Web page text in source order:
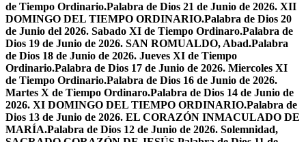
de Tiempo Ordinario.Palabra de Dios 21 de Junio de 2026. XII
DOMINGO DEL TIEMPO ORDINARIO.Palabra de Dios 20
de Junio del 2026. Sabado XI de Tiempo Ordinaro.Palabra de
Dios 19 de Junio de 2026. SAN ROMUALDO, Abad.Palabra
de Dios 18 de Junio de 2026. Jueves XI de Tiempo
Ordinario.Palabra de Dios 17 de Junio de 2026. Miercoles XI
de Tiempo Ordinario.Palabra de Dios 16 de Junio de 2026.
Martes X de Tiempo Ordinaro.Palabra de Dios 14 de Junio de
2026. XI DOMINGO DEL TIEMPO ORDINARIO.Palabra de
Dios 13 de Junio de 2026. EL CORAZÓN INMACULADO DE
MARÍA.Palabra de Dios 12 de Junio de 2026. Solemnidad,